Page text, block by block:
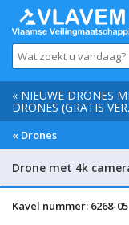
« NIEUWE DRONES
DRONES (GRATIS
« Drones
Drone met 4k
Kavel nummer: 6268-05